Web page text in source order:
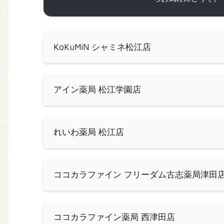
KoKuMiN シャミネ松江店
アイン薬局 松江学園店
れいわ薬局 松江店
ココカラファイン フリーダム古志薬局津田
ココカラファイン薬局 西津田店